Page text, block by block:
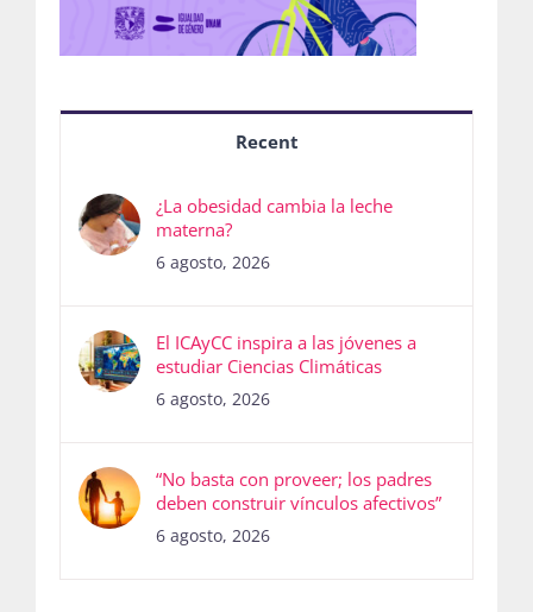
Bienvenida generación 2027-1
Recent
¿La obesidad cambia la leche
materna?
6 agosto, 2026
El ICAyCC inspira a las jóvenes a
estudiar Ciencias Climáticas
6 agosto, 2026
“No basta con proveer; los padres
deben construir vínculos afectivos”
6 agosto, 2026